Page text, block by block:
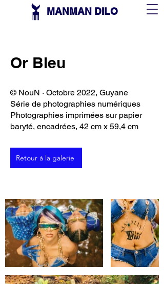
MANMAN DILO
Or Bleu
© NouN · Octobre 2022, Guyane
Série de photographies numériques
Photographies imprimées sur papier
baryté, encadrées, 42 cm x 59,4 cm
Retour à la galerie